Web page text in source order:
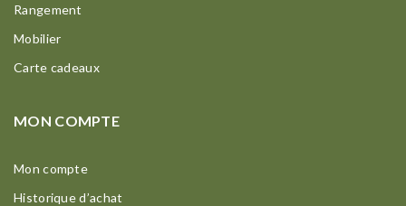
Rangement
Mobilier
Carte cadeaux
MON COMPTE
Mon compte
Historique d’achat